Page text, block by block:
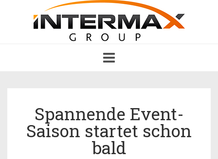
navigation
Spannende Event-
Saison startet schon
bald